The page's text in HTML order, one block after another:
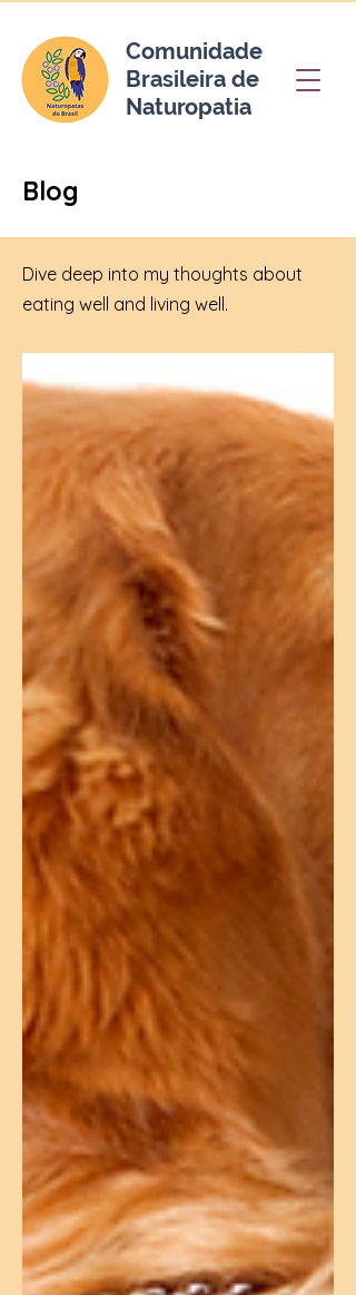
Comunidade
Brasileira de
Naturopatia
Blog
Dive deep into my thoughts about
eating well and living well.